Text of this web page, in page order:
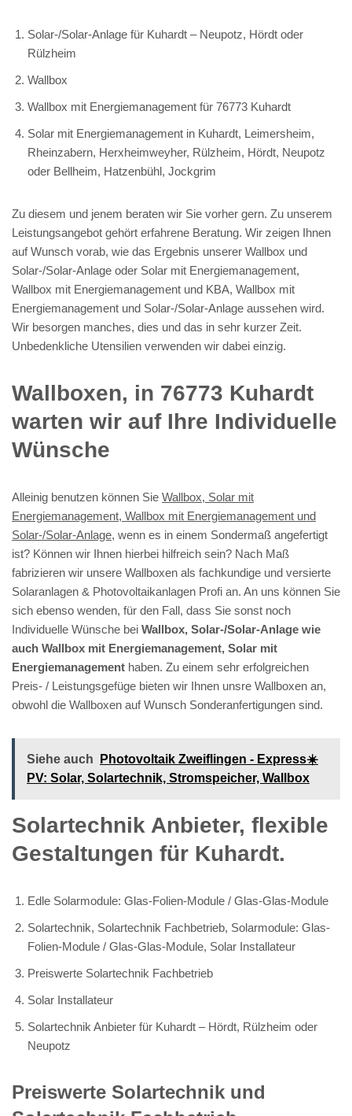
Solar-/Solar-Anlage für Kuhardt – Neupotz, Hördt oder
Rülzheim
Wallbox
Wallbox mit Energiemanagement für 76773 Kuhardt
Solar mit Energiemanagement in Kuhardt, Leimersheim,
Rheinzabern, Herxheimweyher, Rülzheim, Hördt, Neupotz
oder Bellheim, Hatzenbühl, Jockgrim
Zu diesem und jenem beraten wir Sie vorher gern. Zu unserem
Leistungsangebot gehört erfahrene Beratung. Wir zeigen Ihnen
auf Wunsch vorab, wie das Ergebnis unserer Wallbox und
Solar-/Solar-Anlage oder Solar mit Energiemanagement,
Wallbox mit Energiemanagement und KBA, Wallbox mit
Energiemanagement und Solar-/Solar-Anlage aussehen wird.
Wir besorgen manches, dies und das in sehr kurzer Zeit.
Unbedenkliche Utensilien verwenden wir dabei einzig.
Wallboxen, in 76773 Kuhardt
warten wir auf Ihre Individuelle
Wünsche
Alleinig benutzen können Sie Wallbox, Solar mit
Energiemanagement, Wallbox mit Energiemanagement und
Solar-/Solar-Anlage, wenn es in einem Sondermaß angefertigt
ist? Können wir Ihnen hierbei hilfreich sein? Nach Maß
fabrizieren wir unsere Wallboxen als fachkundige und versierte
Solaranlagen & Photovoltaikanlagen Profi an. An uns können Sie
sich ebenso wenden, für den Fall, dass Sie sonst noch
Individuelle Wünsche bei Wallbox, Solar-/Solar-Anlage wie
auch Wallbox mit Energiemanagement, Solar mit
Energiemanagement haben. Zu einem sehr erfolgreichen
Preis- / Leistungsgefüge bieten wir Ihnen unsre Wallboxen an,
obwohl die Wallboxen auf Wunsch Sonderanfertigungen sind.
Siehe auch
Photovoltaik Zweiflingen - Express☀️
PV️: Solar, Solartechnik, Stromspeicher, Wallbox
Solartechnik Anbieter, flexible
Gestaltungen für Kuhardt.
Edle Solarmodule: Glas-Folien-Module / Glas-Glas-Module
Solartechnik, Solartechnik Fachbetrieb, Solarmodule: Glas-
Folien-Module / Glas-Glas-Module, Solar Installateur
Preiswerte Solartechnik Fachbetrieb
Solar Installateur
Solartechnik Anbieter für Kuhardt – Hördt, Rülzheim oder
Neupotz
Preiswerte Solartechnik und